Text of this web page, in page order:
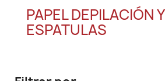
PAPEL DEPILACIÓN Y
ESPATULAS